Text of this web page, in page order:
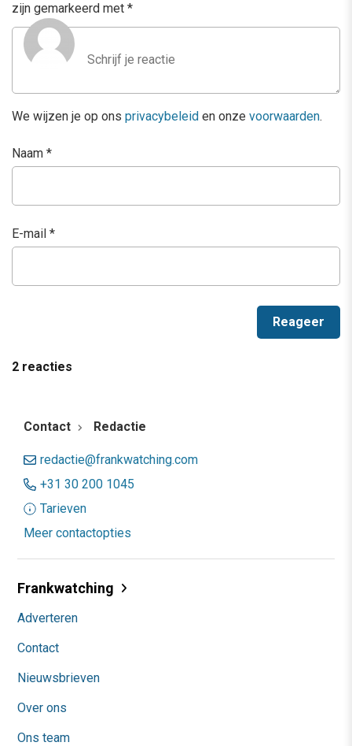
zijn gemarkeerd met *
We wijzen je op ons privacybeleid en onze voorwaarden.
Naam *
E-mail *
2 reacties
Contact Redactie
redactie@frankwatching.com
+31 30 200 1045
Tarieven
Meer contactopties
Frankwatching
Adverteren
Contact
Nieuwsbrieven
Over ons
Ons team